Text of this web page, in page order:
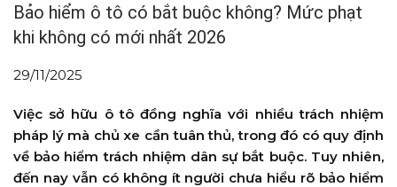
Bảo hiểm ô tô có bắt buộc không? Mức phạt
khi không có mới nhất 2026
29/11/2025
Việc sở hữu ô tô đồng nghĩa với nhiều trách nhiệm
pháp lý mà chủ xe cần tuân thủ, trong đó có quy định
về bảo hiểm trách nhiệm dân sự bắt buộc. Tuy nhiên,
đến nay vẫn có không ít người chưa hiểu rõ bảo hiểm